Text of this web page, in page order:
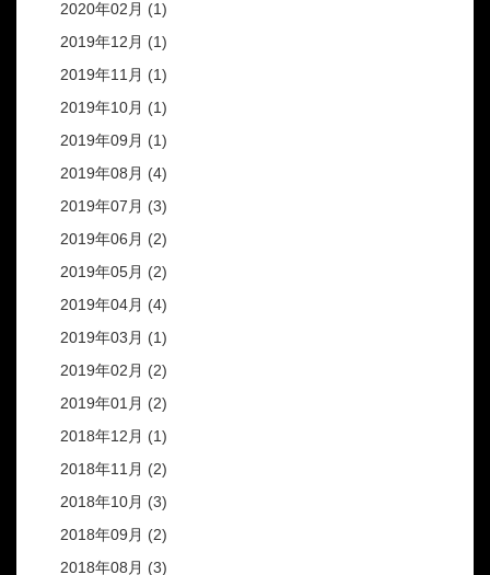
2020年02月 (1)
2019年12月 (1)
2019年11月 (1)
2019年10月 (1)
2019年09月 (1)
2019年08月 (4)
2019年07月 (3)
2019年06月 (2)
2019年05月 (2)
2019年04月 (4)
2019年03月 (1)
2019年02月 (2)
2019年01月 (2)
2018年12月 (1)
2018年11月 (2)
2018年10月 (3)
2018年09月 (2)
2018年08月 (3)